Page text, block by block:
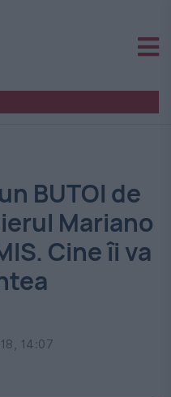
BUTOI de
Mariano
Cine îi va
14:07